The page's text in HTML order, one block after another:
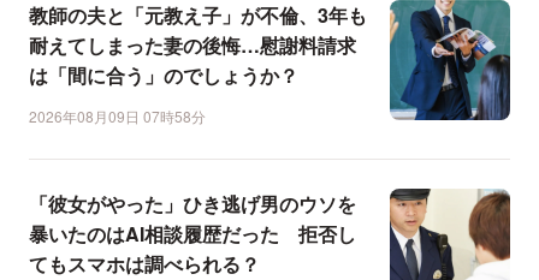
教師の夫と「元教え子」が不倫、3年も
耐えてしまった妻の後悔…慰謝料請求
は「間に合う」のでしょうか？
2026年08月09日 07時58分
「彼女がやった」ひき逃げ男のウソを
暴いたのはAI相談履歴だった 拒否し
てもスマホは調べられる？